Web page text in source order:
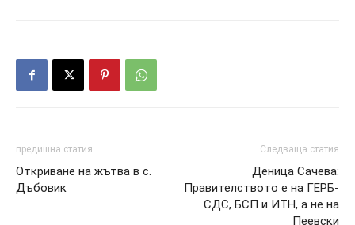
предишна статия
Откриване на жътва в с.
Дъбовик
Следваща статия
Деница Сачева:
Правителството е на ГЕРБ-
СДС, БСП и ИТН, а не на
Пеевски